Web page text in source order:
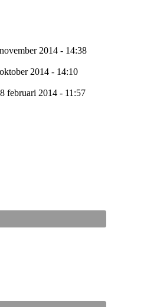
2014 - 14:38
2014 - 14:10
februari 2014 - 11:57